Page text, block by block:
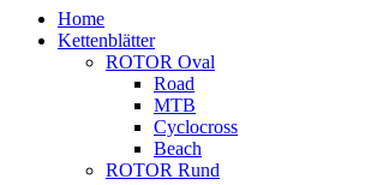
Home
Kettenblätter
ROTOR Oval
Road
MTB
Cyclocross
Beach
ROTOR Rund